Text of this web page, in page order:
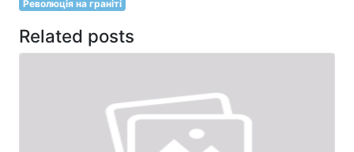
Революція на граніті
Related posts